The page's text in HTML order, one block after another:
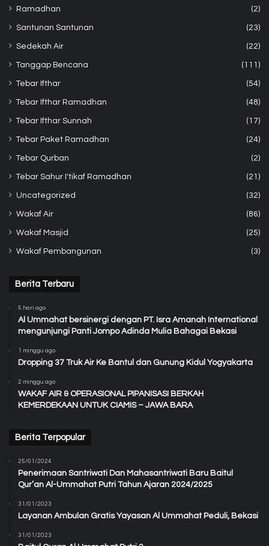
Ramadhan (2)
Santunan Santunan (23)
Sedekah Air (22)
Tanggap Bencana (111)
Tebar Ifthar (54)
Tebar Ifthar Ramadhan (48)
Tebar Ifthar Sunnah (17)
Tebar Paket Ramadhan (24)
Tebar Qurban (2)
Tebar Sahur I'tikaf Ramadhan (21)
Uncategorized (32)
Wakaf Air (86)
Wakaf Masjid (25)
Wakaf Pembangunan (3)
Berita Terbaru
5 hari ago
Al Ummahat bersinergi dengan PT. Isra Amanah International
mengunjungi Panti Jompo Adinda Mulia Bahagai Bekasi
1 minggu ago
Dropping 37 Truk Air Ke Bantul dan Gunung Kidul Yogyakarta
2 minggu ago
WAKAF AIR & OPERASIONAL PIPANISASI BERKAH
KEMERDEKAAN UNTUK CIAMIS – JAWA BARA
Berita Terpopular
25/01/2024
Penerimaan Santriwati Dan Mahasantriwati Baru Baitul
Qur’an Al-Ummahat Putri Tahun Ajaran 2024/2025
31/01/2023
Layanan Ambulan Gratis Yayasan Al Ummahat Peduli, Bekasi
31/01/2023